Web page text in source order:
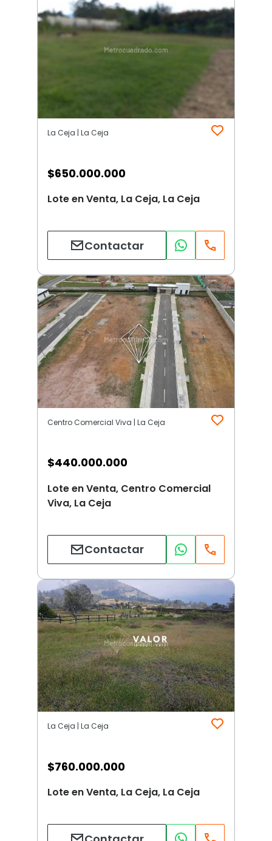
La Ceja | La Ceja
$650.000.000
Lote en Venta, La Ceja, La Ceja
Contactar
Centro Comercial Viva | La Ceja
$440.000.000
Lote en Venta, Centro Comercial
Viva, La Ceja
Contactar
La Ceja | La Ceja
$760.000.000
Lote en Venta, La Ceja, La Ceja